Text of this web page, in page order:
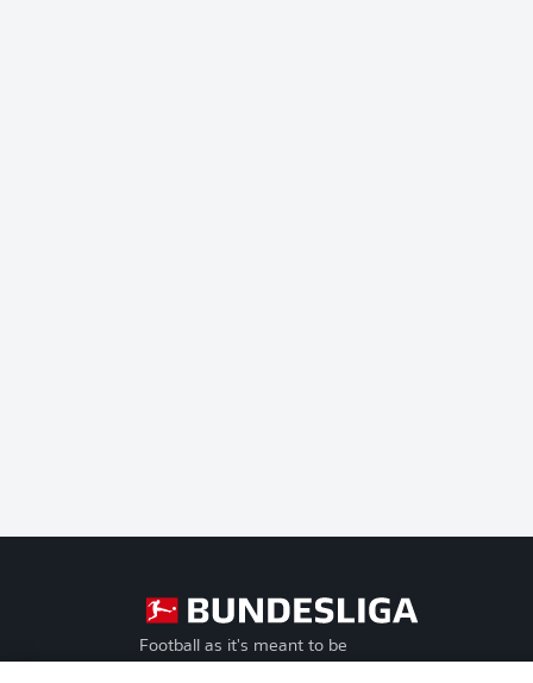
Football as it's meant to be